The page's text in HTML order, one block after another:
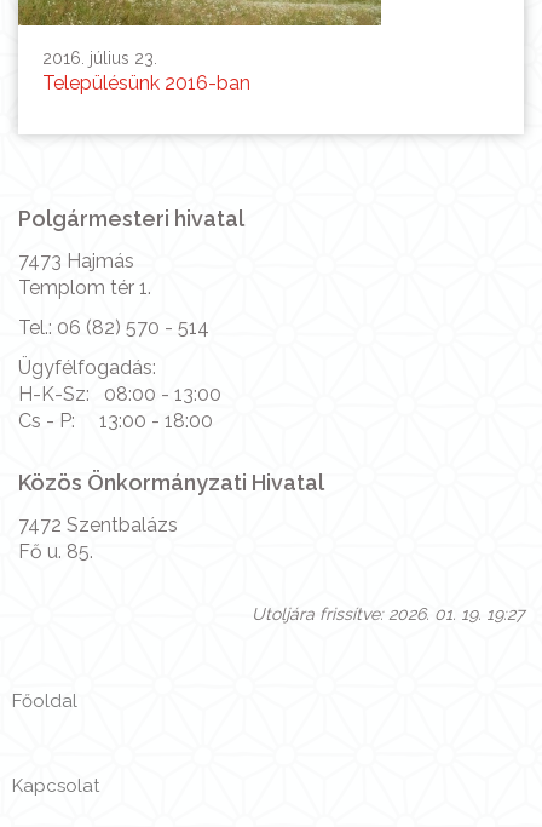
2016. július 23.
Településünk 2016-ban
Polgármesteri hivatal
7473 Hajmás
Templom tér 1.
Tel.: 06 (82) 570 - 514
Ügyfélfogadás:
H-K-Sz: 08:00 - 13:00
Cs - P: 13:00 - 18:00
Közös Önkormányzati Hivatal
7472 Szentbalázs
Fő u. 85.
Utoljára frissítve: 2026. 01. 19. 19:27
Főoldal
Kapcsolat